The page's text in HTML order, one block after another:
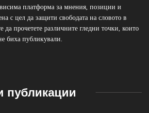
платформа за мнения, позиции и
с цел да защити свободата на словото в
да прочетете различните гледни точки, които
биха публикували.
публикации